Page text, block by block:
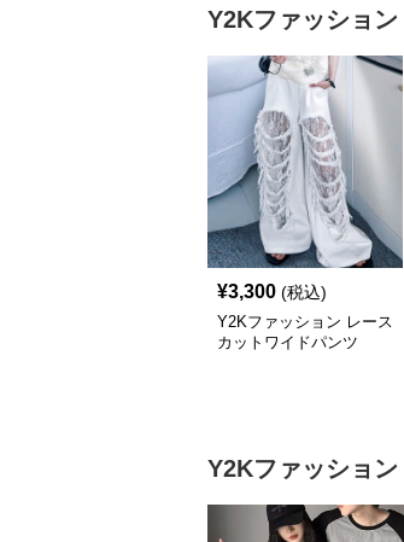
Y2Kファッション
¥3,300 (税込)
Y2Kファッション レース
カットワイドパンツ
Y2Kファッション